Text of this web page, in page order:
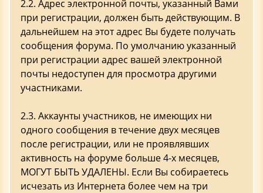
2.2. Адрес электронной почты, указанный Вами
при регистрации, должен быть действующим. В
дальнейшем на этот адрес Вы будете получать
сообщения форума. По умолчанию указанный
при регистрации адрес вашей электронной
почты недоступен для просмотра другими
участниками.
2.3. Аккаунты участников, не имеющих ни
одного сообщения в течение двух месяцев
после регистрации, или не проявлявших
активность на форуме больше 4-х месяцев,
МОГУТ БЫТЬ УДАЛЕНЫ. Если Вы собираетесь
исчезать из Интернета более чем на три